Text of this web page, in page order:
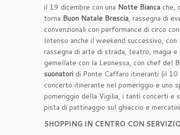
il 19 dicembre con una Notte Bianca che,
torna Buon Natale Brescia, rassegna di
convenzionali con performance di circo
Intenso anche il weekend successivo, con
rassegna di arte di strada, teatro, magia
gemellate con la Leonessa, con chef del
suonatori di Ponte Caffaro itineranti (il
concerto itinerante nel pomeriggio e uno
pomeriggio della Vigilia, i tanti concerti e
pista di pattinaggio sul ghiaccio e
SHOPPING IN CENTRO CON